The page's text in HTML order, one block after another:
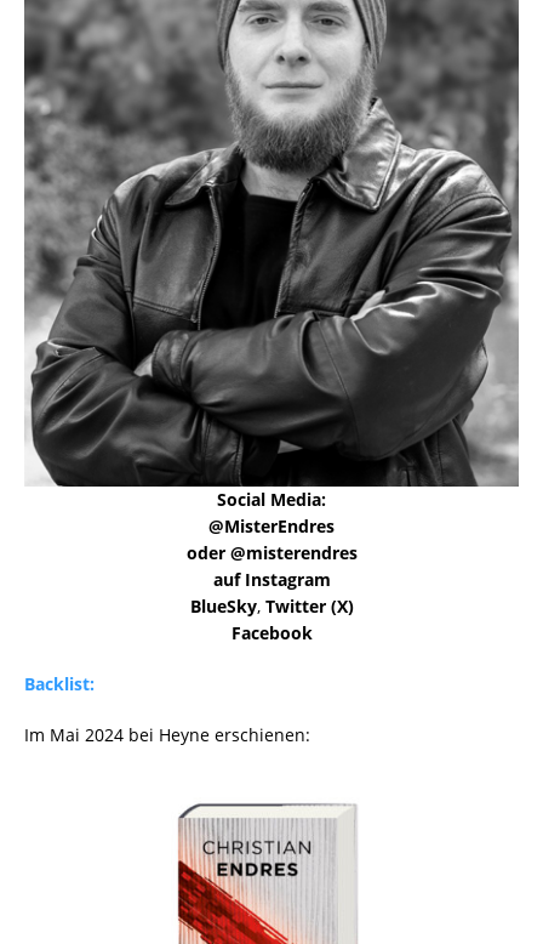
Social Media:
@MisterEndres
oder @misterendres
auf Instagram
BlueSky, Twitter (X)
Facebook
Backlist:
Im Mai 2024 bei Heyne erschienen: